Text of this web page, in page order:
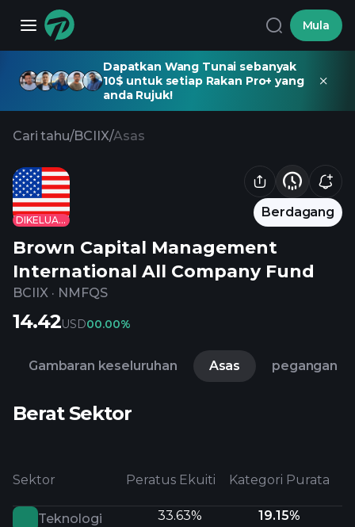
Mula
Dapatkan Wang Tunai sebanyak
10$ untuk setiap Rakan Pro+ yang
anda Rujuk!
Cari tahu/BCIIX/Asas
DIKELUARKAN
Berdagang
Brown Capital Management
International All Company Fund
BCIIX · NMFQS
14.42USD00.00%
Gambaran keseluruhan Asas pegangan
Berat Sektor
Sektor Peratus Ekuiti Kategori Purata
Teknologi 33.63%
19.15%